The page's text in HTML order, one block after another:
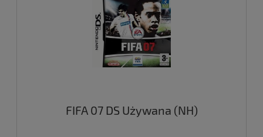
FIFA 07 DS Używana (NH)